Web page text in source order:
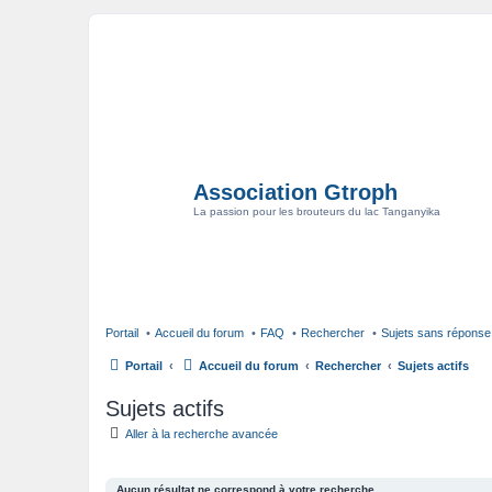
Association Gtroph
La passion pour les brouteurs du lac Tanganyika
Portail Accueil du forum FAQ Rechercher Sujets sans réponse
Portail Accueil du forum Rechercher Sujets actifs
Sujets actifs
Aller à la recherche avancée
Aucun résultat ne correspond à votre recherche.